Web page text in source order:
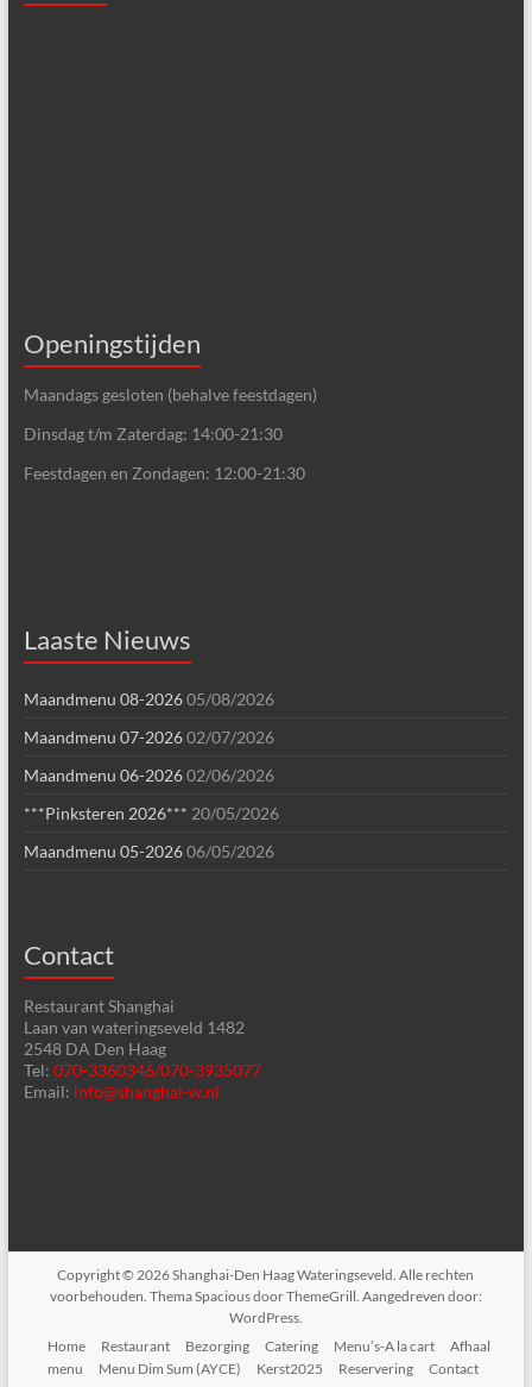
Openingstijden
Maandags gesloten (behalve feestdagen)
Dinsdag t/m Zaterdag: 14:00-21:30
Feestdagen en Zondagen: 12:00-21:30
Laaste Nieuws
Maandmenu 08-202605/08/2026
Maandmenu 07-202602/07/2026
Maandmenu 06-202602/06/2026
***Pinksteren 2026*** 20/05/2026
Maandmenu 05-202606/05/2026
Contact
Restaurant Shanghai
Laan van wateringseveld 1482
2548 DA Den Haag
Tel: 070-3360346/070-3935077
Email: info@shanghai-w.nl
Copyright © 2026Shanghai-Den Haag Wateringseveld. Alle rechten
voorbehouden. ThemaSpaciousdoor ThemeGrill. Aangedreven door:
WordPress.
Home
Restaurant Bezorging Catering Menu’s-A la cart
Afhaal
menu
Menu Dim Sum (AYCE) Kerst2025 Reservering Contact